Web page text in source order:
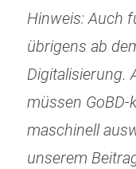
Hinweis: Auch
übrigens ab
Digitalisierung.
müssen
maschinell
unserem